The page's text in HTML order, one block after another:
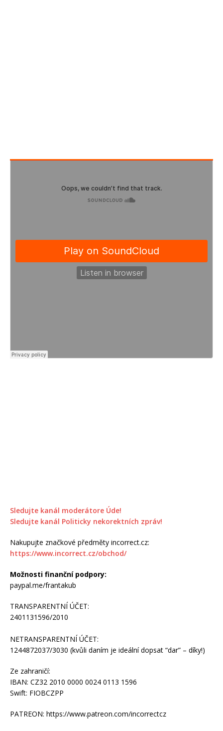
Sledujte kanál moderátore Úde!
Sledujte kanál Politicky nekorektních zpráv!
Nakupujte značkové předměty incorrect.cz:
https://www.incorrect.cz/obchod/
Možnosti finanční podpory:
paypal.me/frantakub
TRANSPARENTNÍ ÚČET:
2401131596/2010
NETRANSPARENTNÍ ÚČET:
1244872037/3030 (kvůli daním je ideální dopsat “dar” – díky!)
Ze zahraničí:
IBAN: CZ32 2010 0000 0024 0113 1596
Swift: FIOBCZPP
PATREON: https://www.patreon.com/incorrectcz